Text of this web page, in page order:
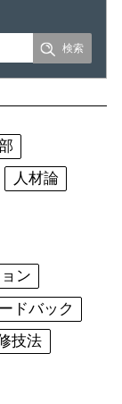
人材論
ン
ドバック
技法